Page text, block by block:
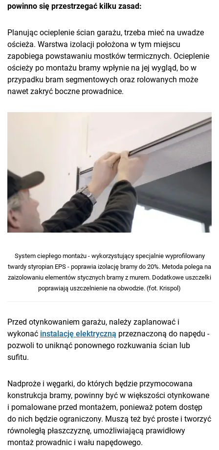
powinno się przestrzegać kilku zasad:
Planując ocieplenie ścian garażu, trzeba mieć na uwadze
ościeża. Warstwa izolacji położona w tym miejscu
zapobiega powstawaniu mostków termicznych. Ocieplenie
ościeży po montażu bramy wpłynie na jej wygląd, bo w
przypadku bram segmentowych oraz rolowanych może
nawet zakryć boczne prowadnice.
System ciepłego montażu - wykorzystujący specjalnie wyprofilowany
twardy styropian EPS - poprawia izolację bramy do 20%. Metoda polega na
zaizolowaniu elementów stycznych bramy z murem. Dodatkowe uszczelki
poprawiają uszczelnienie na obwodzie. (fot. Krispol)
Przed otynkowaniem garażu, należy zaplanować i
wykonać instalację elektryczną przeznaczoną do napędu -
pozwoli to uniknąć ponownego rozkuwania ścian lub
sufitu.
Nadproże i węgarki, do których będzie przymocowana
konstrukcja bramy, powinny być w większości otynkowane
i pomalowane przed montażem, ponieważ potem dostęp
do nich będzie ograniczony. Muszą też być proste i tworzyć
równoległą płaszczyznę, umożliwiającą prawidłowy
montaż prowadnic i wału napędowego.